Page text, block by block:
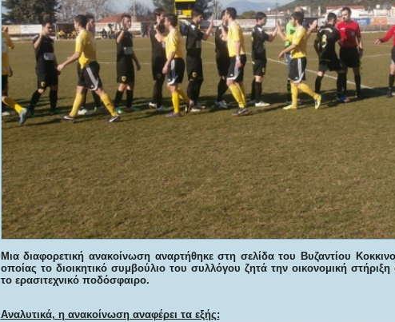
Μια διαφορετική ανακοίνωση αναρτήθηκε στη σελίδα του Βυζαντίου
οποίας το διοικητικό συμβούλιο του συλλόγου ζητά την οικονομική
το ερασιτεχνικό ποδόσφαιρο.
Αναλυτικά, η ανακοίνωση αναφέρει τα εξής: